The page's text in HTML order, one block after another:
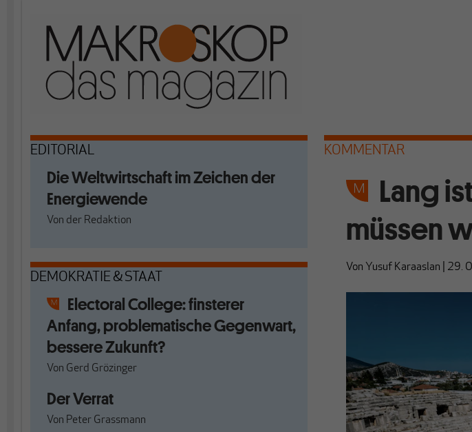
EDITORIAL
Die Weltwirtschaft im Zeichen der
Energiewende
Von der Redaktion
DEMOKRATIE & STAAT
Electoral College: finsterer
Anfang, problematische Gegenwart,
bessere Zukunft?
Von Gerd Grözinger
Der Verrat
Von Peter Grassmann
KOMMENTAR
Lang
müssen
Von Yusuf Karaaslan 29.